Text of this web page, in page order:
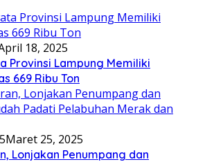
18, 2025
Provinsi Lampung Memiliki
669 Ribu Ton
Maret 25, 2025
Lonjakan Penumpang dan